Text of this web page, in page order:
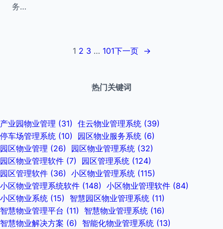
务…
1 2 3 … 101下一页 →
热门关键词
产业园物业管理 (31) 住云物业管理系统 (39)
停车场管理系统 (10) 园区物业服务系统 (6)
园区物业管理 (26) 园区物业管理系统 (32)
园区物业管理软件 (7) 园区管理系统 (124)
园区管理软件 (36) 小区物业管理系统 (115)
小区物业管理系统软件 (148) 小区物业管理软件 (84)
小区物业系统 (15) 智慧园区物业管理系统 (11)
智慧物业管理平台 (11) 智慧物业管理系统 (16)
智慧物业解决方案 (6) 智能化物业管理系统 (13)